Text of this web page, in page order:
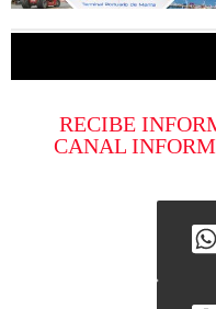
RECIBE
CANAL